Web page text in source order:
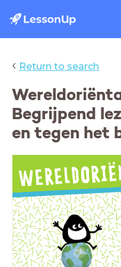
‹ Return to search
Begrijpend
en tegen het